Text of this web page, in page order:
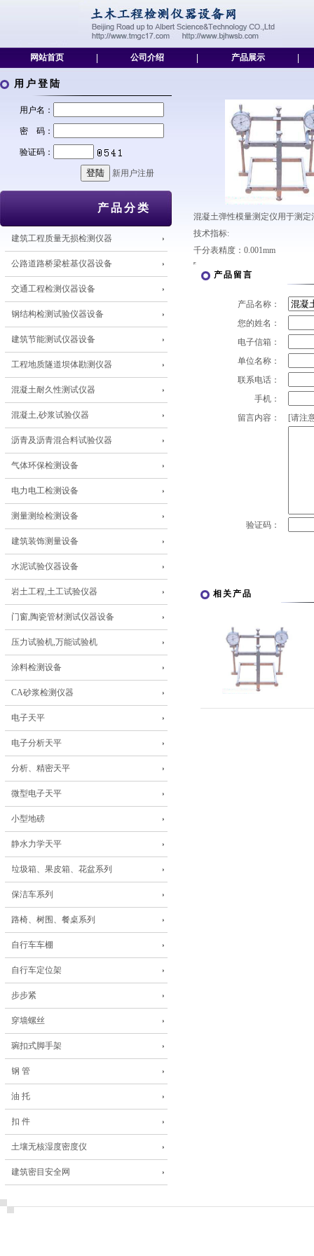
网站首页 公司介绍 产品展示
用户登陆
用户名：
密 码：
验证码：
新用户注册
产品分类
建筑工程质量无损检测仪器
公路道路桥梁桩基仪器设备
交通工程检测仪器设备
钢结构检测试验仪器设备
建筑节能测试仪器设备
工程地质隧道坝体勘测仪器
混凝土耐久性测试仪器
混凝土,砂浆试验仪器
沥青及沥青混合料试验仪器
气体环保检测设备
电力电工检测设备
测量测绘检测设备
建筑装饰测量设备
水泥试验仪器设备
岩土工程,土工试验仪器
门窗,陶瓷管材测试仪器设备
压力试验机,万能试验机
涂料检测设备
CA砂浆检测仪器
电子天平
电子分析天平
分析、精密天平
微型电子天平
小型地磅
静水力学天平
垃圾箱、果皮箱、花盆系列
保洁车系列
路椅、树围、餐桌系列
自行车车棚
自行车定位架
步步紧
穿墙螺丝
琬扣式脚手架
钢 管
油 托
扣 件
土壤无核湿度密度仪
建筑密目安全网
混凝土弹性模量测定仪用于测
技术指标:
千分表精度：0.001mm
产品留言
产品名称：
您的姓名：
电子信箱：
单位名称：
联系电话：
手机：
留言内容：
[请注
验证码：
相关产品